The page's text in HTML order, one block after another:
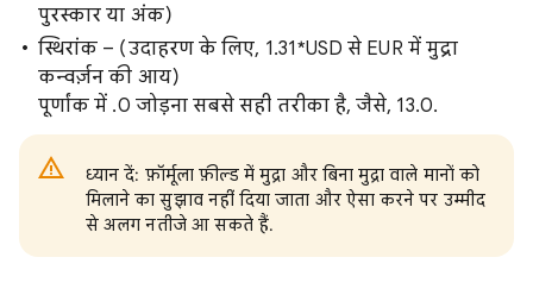
पुरस्कार या अंक)
स्थिरांक – (उदाहरण के लिए, 1.31*USD से EUR में मुद्रा
कन्वर्ज़न की आय)
पूर्णांक में .0 जोड़ना सबसे सही तरीका है, जैसे, 13.0.
ध्यान दें: फ़ॉर्मूला फ़ील्ड में मुद्रा और बिना मुद्रा वाले मानों को
मिलाने का सुझाव नहीं दिया जाता और ऐसा करने पर उम्मीद
से अलग नतीजे आ सकते हैं.